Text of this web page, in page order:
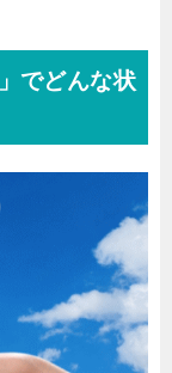
でどんな状